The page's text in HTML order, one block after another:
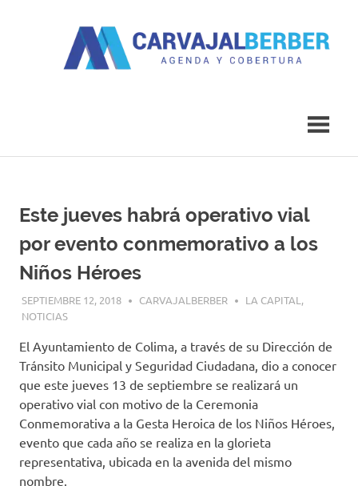
Este jueves habrá operativo vial
por evento conmemorativo a los
Niños Héroes
SEPTIEMBRE 12, 2018 CARVAJALBERBER LA CAPITAL ,
NOTICIAS
El Ayuntamiento de Colima, a través de su Dirección de
Tránsito Municipal y Seguridad Ciudadana, dio a conocer
que este jueves 13 de septiembre se realizará un
operativo vial con motivo de la Ceremonia
Conmemorativa a la Gesta Heroica de los Niños Héroes,
evento que cada año se realiza en la glorieta
representativa, ubicada en la avenida del mismo
nombre.